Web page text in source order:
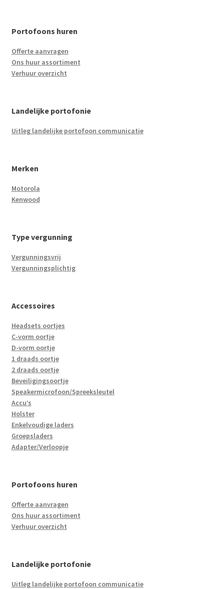
Portofoons huren
Offerte aanvragen
Ons huur assortiment
Verhuur overzicht
Landelijke portofonie
Uitleg landelijke portofoon communicatie
Merken
Motorola
Kenwood
Type vergunning
Vergunningsvrij
Vergunningsplichtig
Accessoires
Headsets oortjes
C-vorm oortje
D-vorm oortje
1 draads oortje
2 draads oortje
Beveiligingsoortje
Speakermicrofoon/Spreeksleutel
Accu’s
Holster
Enkelvoudige laders
Groepsladers
Adapter/Verloopje
Portofoons huren
Offerte aanvragen
Ons huur assortiment
Verhuur overzicht
Landelijke portofonie
Uitleg landelijke portofoon communicatie